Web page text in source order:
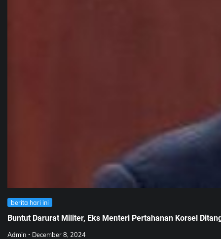
berita hari ini
Buntut Darurat Militer, Eks Menteri Pertahanan Korsel
Admin December 8, 2024